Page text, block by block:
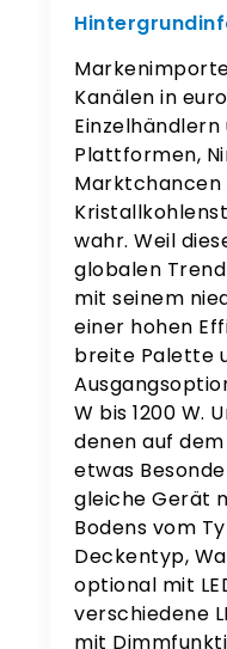
Kanälen in
Einzelhändlern
Plattformen,
Marktchancen
wahr. Weil
globalen
mit seinem
einer hohen
breite Palette
W bis 1200 W.
denen auf
etwas
gleiche Gerät
Bodens vom
Deckentyp,
optional mit
verschiedene
mit